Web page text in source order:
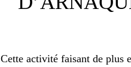
Cette activité faisant de plus